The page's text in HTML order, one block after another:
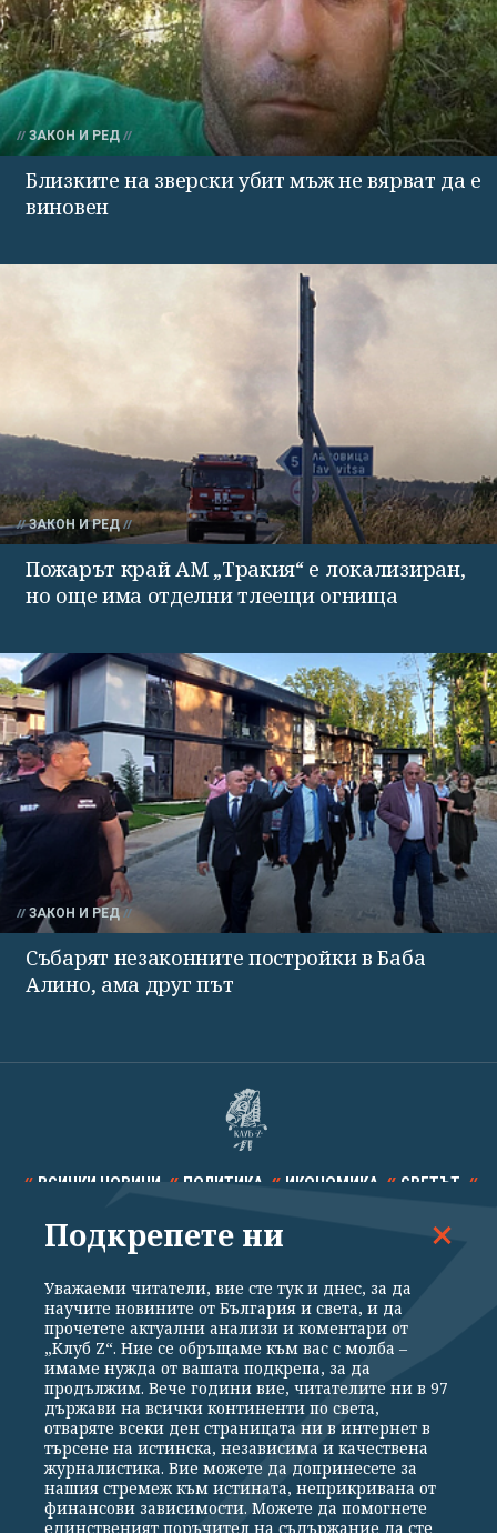
ЗАКОН И РЕД
Близките на зверски убит мъж не вярват да е
виновен
ЗАКОН И РЕД
Пожарът край АМ „Тракия“ е локализиран,
но още има отделни тлеещи огнища
ЗАКОН И РЕД
Събарят незаконните постройки в Баба
Алино, ама друг път
ВСИЧКИ НОВИНИ ПОЛИТИКА ИКОНОМИКА СВЕТЪТ
СПОРТ КУЛТУРА ТЕХНОЛОГИИ КАЛЕЙДОСКОП
Общи условия
Политика за поверителност
Реклама
Партньори Контакти
За Клуб Z
Екип
Подкрепете ни
Подкрепете ни
Уважаеми читатели, вие сте тук и днес, за да
научите новините от България и света, и да
прочетете актуални анализи и коментари от
„Клуб Z“. Ние се обръщаме към вас с молба –
имаме нужда от вашата подкрепа, за да
продължим. Вече години вие, читателите ни в 97
държави на всички континенти по света,
отваряте всеки ден страницата ни в интернет в
търсене на истинска, независима и качествена
журналистика. Вие можете да допринесете за
нашия стремеж към истината, неприкривана от
финансови зависимости. Можете да помогнете
единственият поръчител на съдържание да сте